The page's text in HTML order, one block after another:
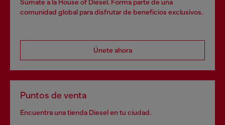
Súmate a la House of Diesel. Forma parte de una
comunidad global para disfrutar de beneficios exclusivos.
Únete ahora
Puntos de venta
Encuentra una tienda Diesel en tu ciudad.